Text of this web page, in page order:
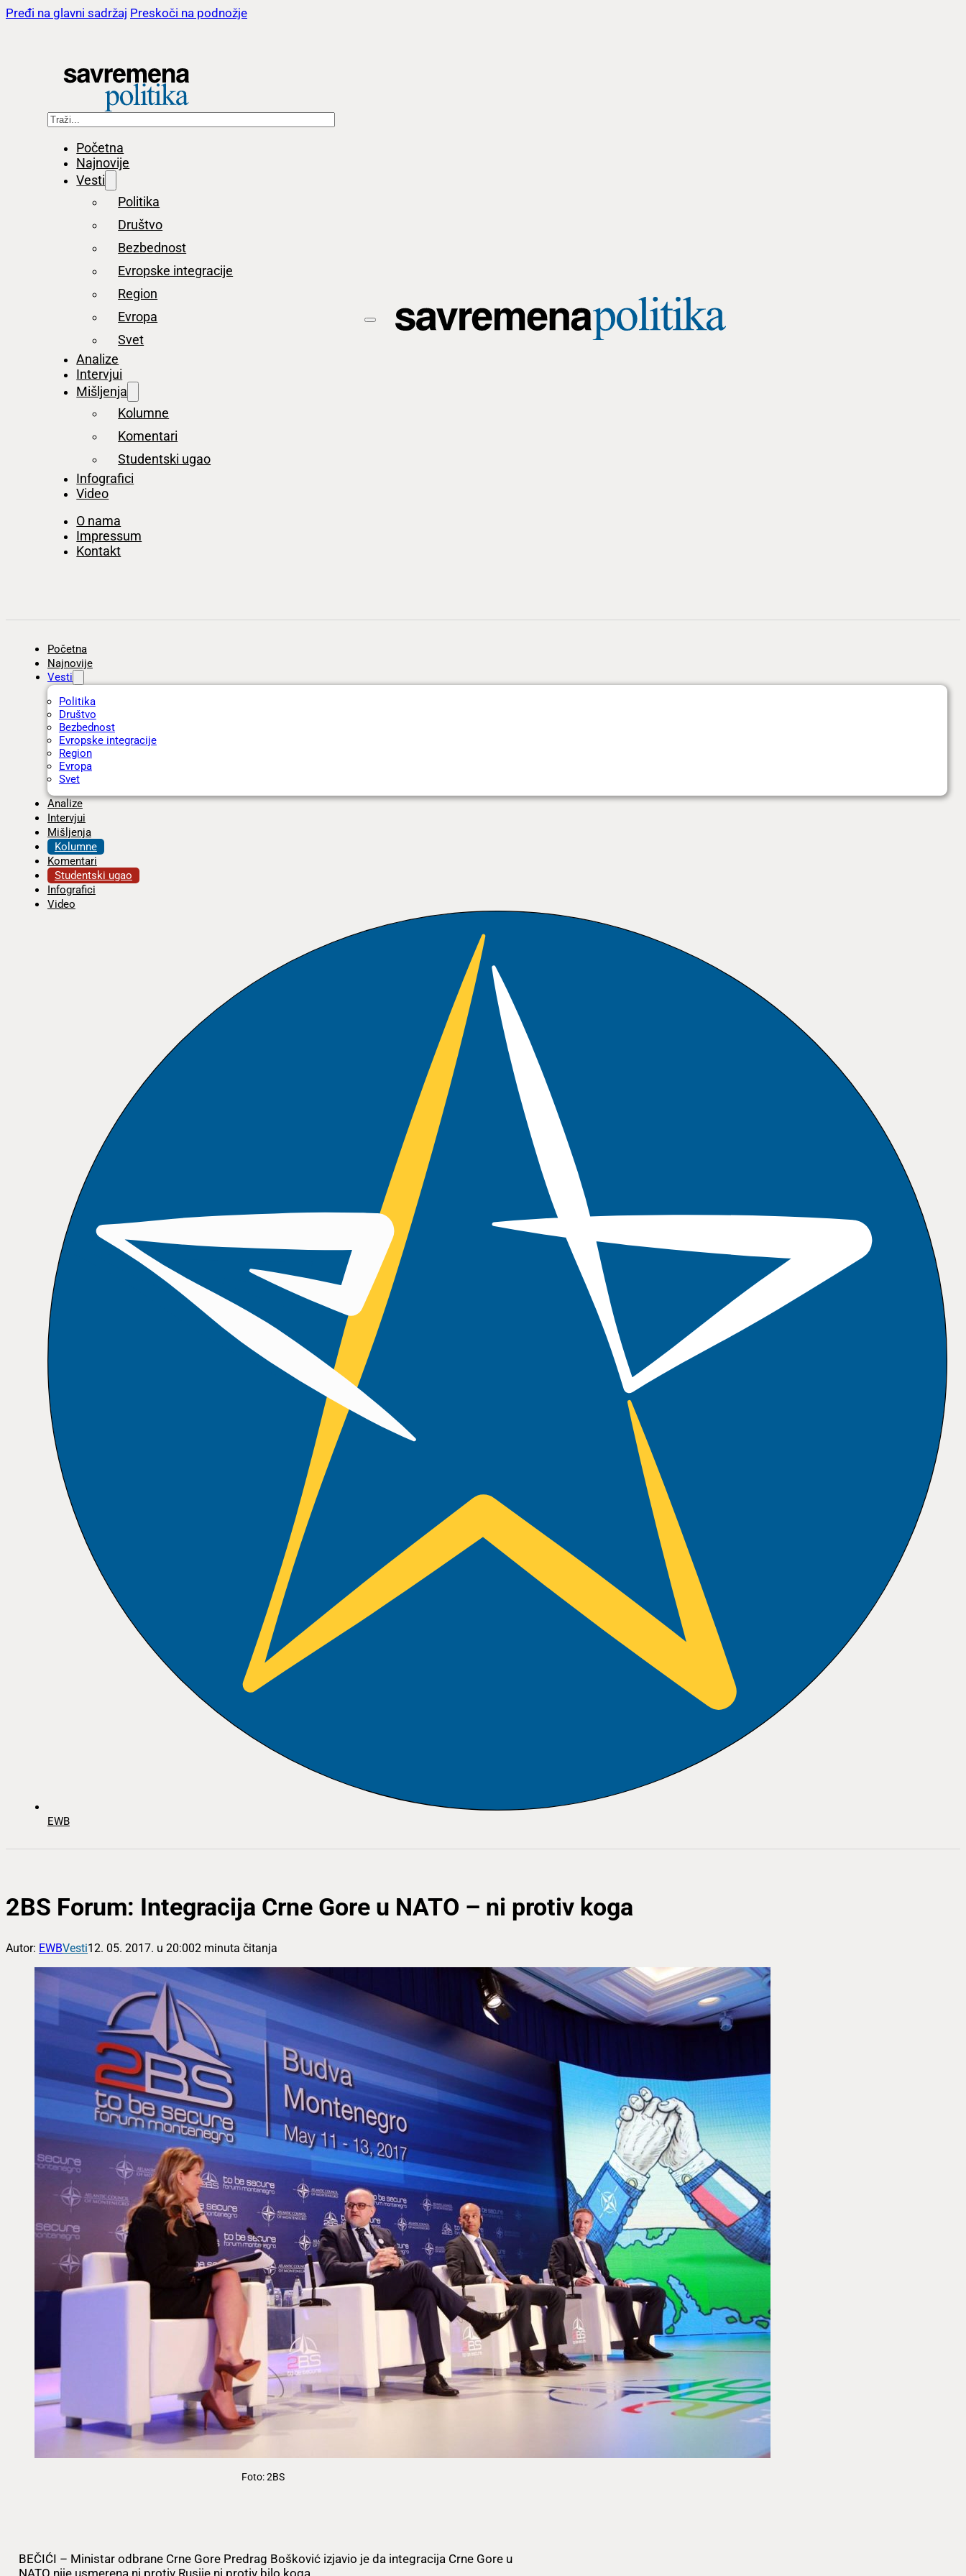
Pređi na glavni sadržaj Preskoči na podnožje
Pretraga
Početna
Najnovije
Vesti
Politika
Društvo
Bezbednost
Evropske integracije
Region
Evropa
Svet
Analize
Intervjui
Mišljenja
Kolumne
Komentari
Studentski ugao
Infografici
Video
O nama
Impressum
Kontakt
Početna
Najnovije
Vesti
Politika
Društvo
Bezbednost
Evropske integracije
Region
Evropa
Svet
Analize
Intervjui
Mišljenja
Kolumne
Komentari
Studentski ugao
Infografici
Video
EWB
2BS Forum: Integracija Crne Gore u NATO – ni protiv koga
Autor: EWBVesti12. 05. 2017. u 20:002 minuta čitanja
Foto: 2BS
BEČIĆI – Ministar odbrane Crne Gore Predrag Bošković izjavio je da integracija Crne Gore u
NATO nije usmerena ni protiv Rusije ni protiv bilo koga.